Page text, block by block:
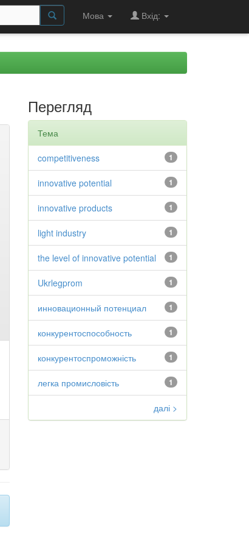
Мова Вхід:
Перегляд
Тема
1
competitiveness
1
innovative potential
1
innovative products
1
light industry
1
the level of innovative potential
1
Ukrlegprom
1
инновационный потенциал
1
конкурентоспособность
1
конкурентоспроможність
1
легка промисловість
далі >